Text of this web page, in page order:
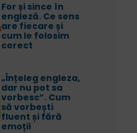
For și since în
engleză. Ce sens
are fiecare și
cum le folosim
corect
„Înțeleg engleza,
dar nu pot sa
vorbesc”. Cum
să vorbești
fluent și fără
emoții